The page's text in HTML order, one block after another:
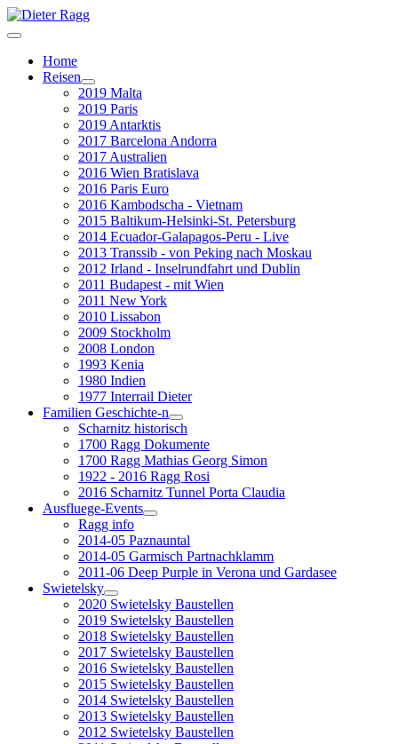
Home
Reisen
2019 Malta
2019 Paris
2019 Antarktis
2017 Barcelona Andorra
2017 Australien
2016 Wien Bratislava
2016 Paris Euro
2016 Kambodscha - Vietnam
2015 Baltikum-Helsinki-St. Petersburg
2014 Ecuador-Galapagos-Peru - Live
2013 Transsib - von Peking nach Moskau
2012 Irland - Inselrundfahrt und Dublin
2011 Budapest - mit Wien
2011 New York
2010 Lissabon
2009 Stockholm
2008 London
1993 Kenia
1980 Indien
1977 Interrail Dieter
Familien Geschichte-n
Scharnitz historisch
1700 Ragg Dokumente
1700 Ragg Mathias Georg Simon
1922 - 2016 Ragg Rosi
2016 Scharnitz Tunnel Porta Claudia
Ausfluege-Events
Ragg info
2014-05 Paznauntal
2014-05 Garmisch Partnachklamm
2011-06 Deep Purple in Verona und Gardasee
Swietelsky
2020 Swietelsky Baustellen
2019 Swietelsky Baustellen
2018 Swietelsky Baustellen
2017 Swietelsky Baustellen
2016 Swietelsky Baustellen
2015 Swietelsky Baustellen
2014 Swietelsky Baustellen
2013 Swietelsky Baustellen
2012 Swietelsky Baustellen